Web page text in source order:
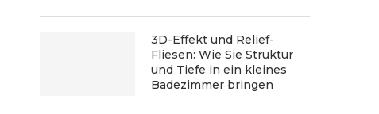
3D-Effekt und Relief-
Fliesen: Wie Sie Struktur
und Tiefe in ein kleines
Badezimmer bringen